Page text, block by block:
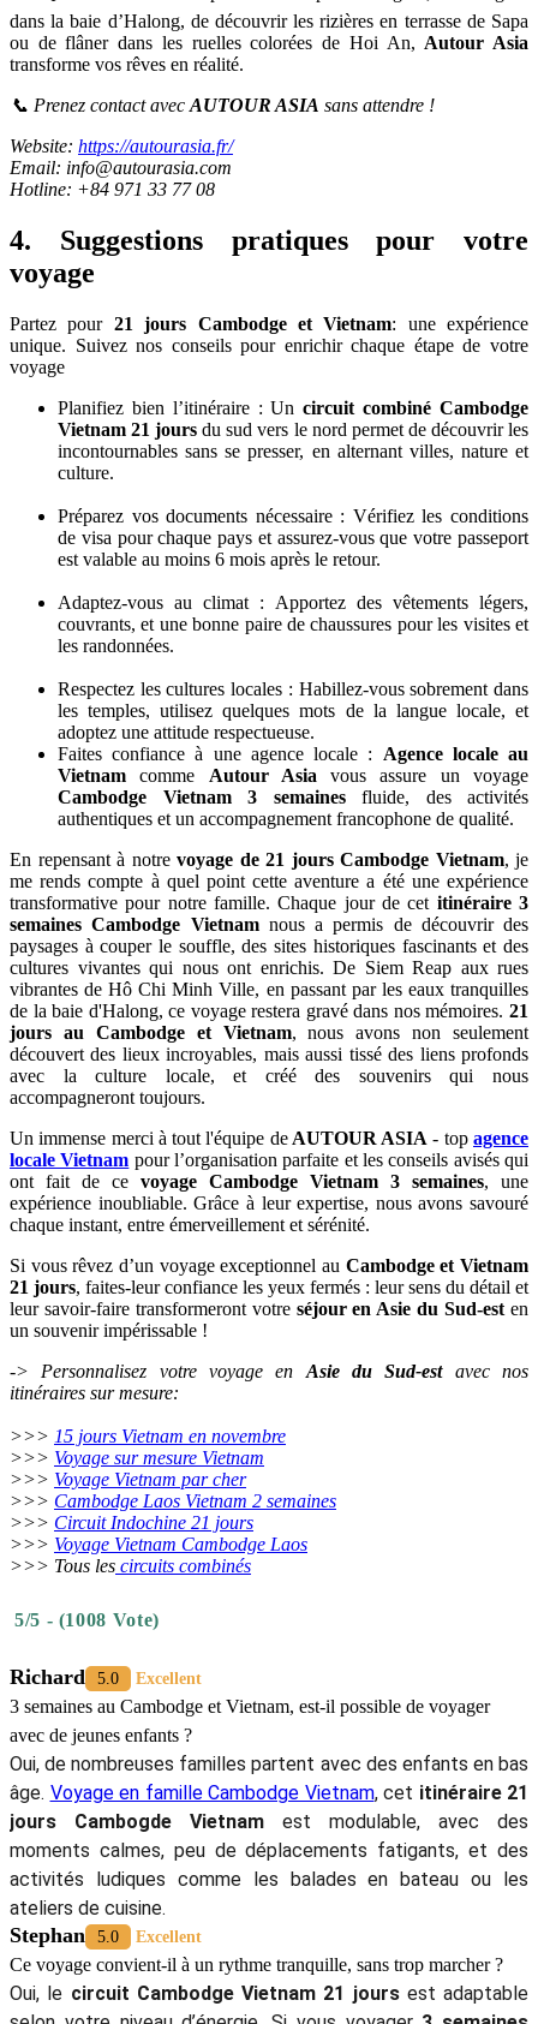
l’environnement : nuit chez l’habitant, balade à vélo dans les
villages, cours de cuisine locale, croisières intimistes… Autant
d’occasions de vivre l’Asie du Sud-est en profondeur.
💬 Des avis clients élogieux: Les témoignages de nos voyageurs
hébergements et des guides, émotions vécues sur place…
Vous pourriez trouver cela attrayant :
->Témoignages des clients
💰 Un excellent rapport qualité/prix: En travaillant sans
intermédiaires, nous vous proposons des prix directs, justes et
👉 Que vous rêviez d’explorer les temples d’Angkor, de naviguer
dans la baie d’Halong, de découvrir les rizières en terrasse de Sapa
ou de flâner dans les ruelles colorées de Hoi An,
📞 Prenez contact avecAUTOUR ASIAsans attendre !
Website:https://autourasia.fr/
Hotline: +84 971 33 77 08
4. Suggestions pratiques pour votre
voyage
Partez pour21 jours Cambodge et Vietnam
voyage
Planifiez bien l’itinéraire : Uncircuit combiné Cambodge
Vietnam 21 joursdu sud vers le nord permet de découvrir les
incontournables sans se presser, en alternant villes, nature et
culture.
de visa pour chaque pays et assurez-vous que votre passeport
est valable au moins 6 mois après le retour.
Adaptez-vous au climat : Apportez des vêtements légers,
couvrants, et une bonne paire de chaussures pour les visites et
les randonnées.
Respectez les cultures locales : Habillez-vous sobrement dans
les temples, utilisez quelques mots de la langue locale, et
adoptez une attitude respectueuse.
Faites confiance à une agence locale :Agence locale au
Vietnamcomme
Cambodge Vietnam 3 semaines
authentiques et un accompagnement francophone de qualité.
En repensant à notrevoyage de 21 jours Cambodge Vietnam, je
me rends compte à quel point cette aventure a été une expérience
transformative pour notre famille. Chaque jour de cet
semaines Cambodge Vietnam
nous a permis de découvrir des
paysages à couper le souffle, des sites historiques fascinants et des
cultures vivantes qui nous ont enrichis. De Siem Reap aux rues
vibrantes de Hô Chi Minh Ville, en passant par les eaux tranquilles
de la baie d'Halong, ce voyage restera gravé dans nos mémoires.
jours au Cambodge et Vietnam
, nous avons non seulement
découvert des lieux incroyables, mais aussi tissé des liens profonds
avec la culture locale, et créé des souvenirs qui nous
accompagneront toujours.
Un immense merci à tout l'équipe de
locale Vietnampour l’organisation parfaite et les conseils avisés qui
ont fait de cevoyage Cambodge Vietnam 3 semaines
expérience inoubliable. Grâce à leur expertise, nous avons savouré
chaque instant, entre émerveillement et sérénité.
21 jours, faites-leur confiance les yeux fermés : leur sens du détail et
-> Personnalisez votre voyage enAsie du Sud-estavec nos
>>>15 jours Vietnam en novembre
>>>Voyage sur mesure Vietnam
>>>Voyage Vietnam par cher
>>>Cambodge Laos Vietnam 2 semaines
>>>Circuit Indochine 21 jours
>>>Voyage Vietnam Cambodge Laos
circuits combinés
5/5 - (1008 Vote)
Richard